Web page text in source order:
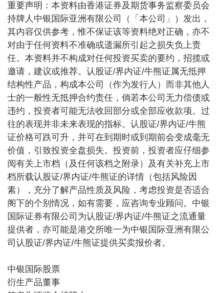
重要声明：本资料由香港证券及期货事务监察委员会
持牌人中银国际亚洲有限公司（「本公司」）发出，
其内容仅供参考，惟不保证该等资料绝对正确，亦不
对由于任何资料不准确或遗漏所引起之损失负上责
任。本资料并不构成对任何投资买卖的要约，招揽或
邀请，建议或推荐。认股证/界内证/牛熊证属无抵押
结构性产品，构成本公司（作为发行人）而非其他人
士的一般性无抵押合约责任，倘若本公司无力偿债或
违约，投资者可能无法收回部分或全部应收款项。过
往的表现并非未来表现的指标。认股证/界内证/牛熊
证价格可跌可升，并可在到期时或到期前会变成毫无
价值，引致投资全盘损失。投资前，投资者应仔细参
阅有关上市档（及任何该档之附录）及有关补充上市
档所载认股证/界内证/牛熊证的详情（包括风险因
素），充分了解产品性质及风险，考虑投资是否适合
阁下的个别情况，如有需要，应咨询专业顾问。中银
国际证券有限公司为认股证/界内证/牛熊证之流通量
提供者，亦可能是港交所唯一为中银国际亚洲有限公
司认股证/界内证/牛熊证提供买卖报价者。
中银国际股票
衍生产品董事